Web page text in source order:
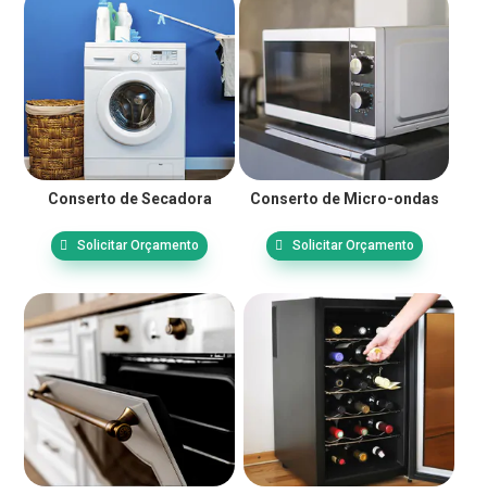
Conserto de Secadora
Solicitar Orçamento
Conserto de Micro-ondas
Solicitar Orçamento